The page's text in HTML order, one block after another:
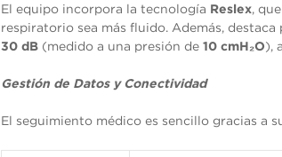
El equipo incorpora la tecnología Reslex,
respiratorio sea más fluido. Además,
30 dB(medido a una presión de 10 cmH₂O ),
Gestión de Datos y Conectividad
El seguimiento médico es sencillo gracias a
desaparecerán
de la web.
Marketing
comportamiento
nuestro sitio,